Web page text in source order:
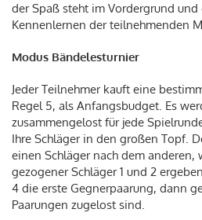
der Spaß steht im Vordergrund
Kennenlernen der teilnehmenden
Modus Bändelesturnier
Jeder Teilnehmer kauft eine
Regel 5, als Anfangsbudget. Es
zusammengelost für jede
Ihre Schläger in den großen Topf.
einen Schläger nach dem anderen,
gezogener Schläger 1 und 2
4 die erste Gegnerpaarung, dann
Paarungen zugelost sind.